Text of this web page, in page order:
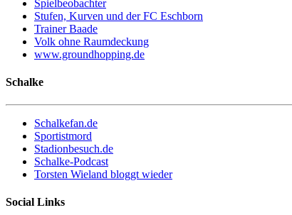
Spielbeobachter
Stufen, Kurven und der FC Eschborn
Trainer Baade
Volk ohne Raumdeckung
www.groundhopping.de
Schalke
Schalkefan.de
Sportistmord
Stadionbesuch.de
Schalke-Podcast
Torsten Wieland bloggt wieder
Social Links